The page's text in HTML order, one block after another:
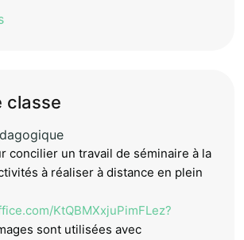
classe
concilier un travail de séminaire à la
à réaliser à distance en plein
KtQBMXxjuPimFLez?
sont utilisées avec